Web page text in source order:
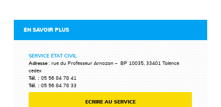
EN SAVOIR PLUS
SERVICE ÉTAT CIVIL
Adresse : rue du Professeur Arnozan – BP 10035, 33401 Talence
cedex
Tél. :05 56 84 78 41
Tél. :05 56 84 78 33
ECRIRE AU SERVICE